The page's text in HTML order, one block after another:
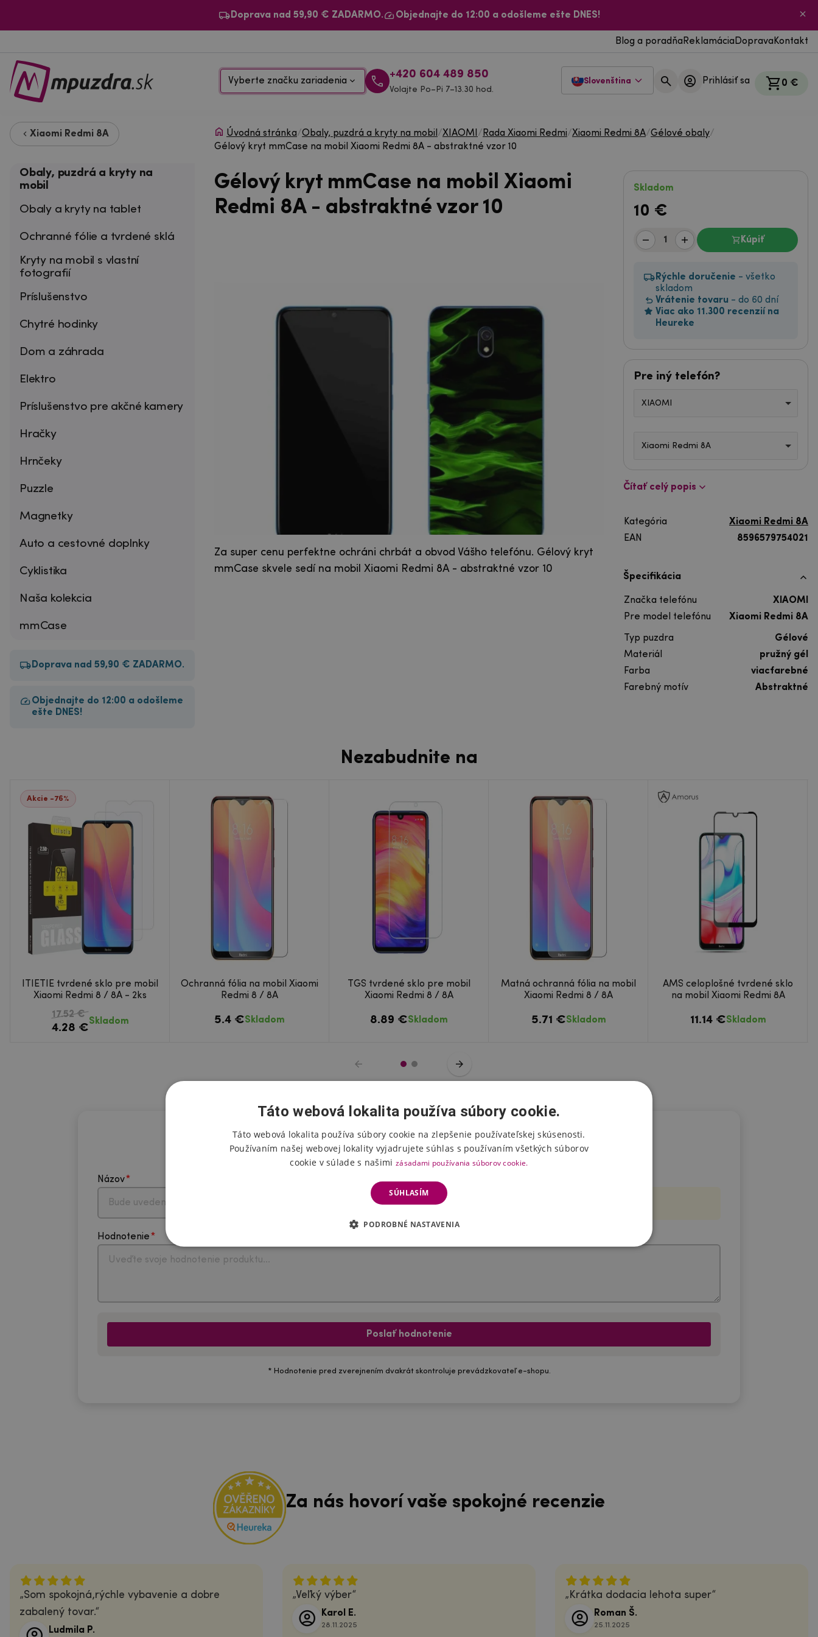
Doprava nad 59,90 € ZADARMO. Objednajte do 12:00 a odošleme ešte DNES!
Blog a poradňa Reklamácia Doprava Kontakt
Vyberte značku zariadenia
+420 604 489 850
Volajte Po–Pi 7–13.30 hod.
Slovenština Prihlásiť sa 0 €
Xiaomi Redmi 8A
Obaly, puzdrá a kryty na
mobil
Obaly a kryty na tablet
Ochranné fólie a tvrdené sklá
Kryty na mobil s vlastní
fotografií
Príslušenstvo
Chytré hodinky
Dom a záhrada
Elektro
Príslušenstvo pre akčné kamery
Hračky
Hrnčeky
Puzzle
Magnetky
Auto a cestovné doplnky
Cyklistika
Naša kolekcia
mmCase
Doprava nad 59,90 € ZADARMO.
Objednajte do 12:00 a odošleme
ešte DNES!
Úvodná stránka/Obaly, puzdrá a kryty na mobil /XIAOMI / Rada Xiaomi Redmi/Xiaomi Redmi 8A/Gélové obaly/
Gélový kryt mmCase na mobil Xiaomi Redmi 8A - abstraktné vzor 10
Gélový kryt mmCase na mobil Xiaomi
Redmi 8A - abstraktné vzor 10
Za super cenu perfektne ochráni chrbát a obvod Vášho telefónu. Gélový kryt
mmCase skvele sedí na mobil Xiaomi Redmi 8A - abstraktné vzor 10
Skladom
10 €
Kúpiť
Rýchle doručenie - všetko
skladom
Vrátenie tovaru - do 60 dní
Viac ako 11.300 recenzií na
Heureke
Pre iný telefón?
XIAOMI
Xiaomi Redmi 8A
Čítať celý popis
Kategória
Xiaomi Redmi 8A
EAN
8596579754021
Špecifikácia
Značka telefónu
XIAOMI
Pre model telefónu
Xiaomi Redmi 8A
Typ puzdra
Gélové
Materiál
pružný gél
Farba
viacfarebné
Farebný motív
Abstraktné
Nezabudnite na
Akcie -76%
ITIETIE tvrdené sklo pre mobil
Xiaomi Redmi 8 / 8A - 2ks
17.52 €
4.28 €
Skladom
Ochranná fólia na mobil Xiaomi
Redmi 8 / 8A
5.4 €Skladom
TGS tvrdené sklo pre mobil
Xiaomi Redmi 8 / 8A
8.89 €Skladom
Matná ochranná fólia na mobil
Xiaomi Redmi 8 / 8A
5.71 €Skladom
AMS celoplošné tvrdené sklo
na mobil Xiaomi Redmi 8A
11.14 €Skladom
Hodnotenie produktu
Názov Vyberte počet hviezdičiek
Hodnotenie
Poslať hodnotenie
* Hodnotenie pred zverejnením dvakrát skontroluje prevádzkovateľ e-shopu.
Za nás hovorí vaše spokojné recenzie
Som spokojná,rýchle vybavenie a dobre
zabalený tovar.
Ludmila P.
Veľký výber
Karol E.
28.11.2025
Krátka dodacia lehota super
Roman Š.
25.11.2025
Táto webová lokalita používa súbory cookie.
Táto webová lokalita používa súbory cookie na zlepšenie používateľskej skúsenosti.
Používaním našej webovej lokality vyjadrujete súhlas s používaním všetkých súborov
cookie v súlade s našimi zásadami používania súborov cookie.
SÚHLASÍM
PODROBNÉ NASTAVENIA